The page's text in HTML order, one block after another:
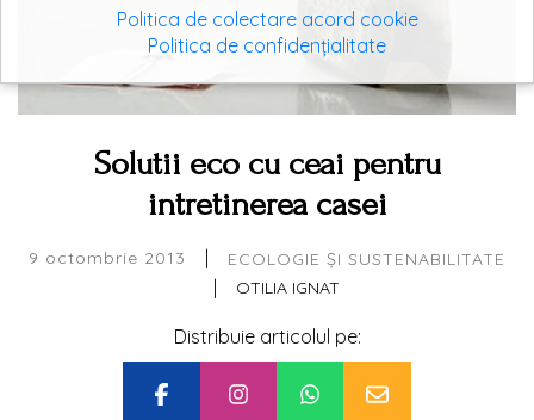
Solutii eco cu ceai pentru
intretinerea casei
9 octombrie 2013 | ECOLOGIE ȘI SUSTENABILITATE
| OTILIA IGNAT
Distribuie articolul pe:
Politica de colectare acord cookie
Politica de confidențialitate